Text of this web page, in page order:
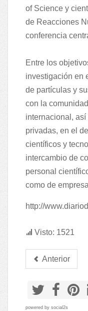
of Science y
de Reacciones
conferencia
Entre los
investigación en
de partículas y
con la
internacional,
privadas, en el
científicos y
intercambio de
personal
como de
http://
Visto: 1521
Anterior
powered by social2s